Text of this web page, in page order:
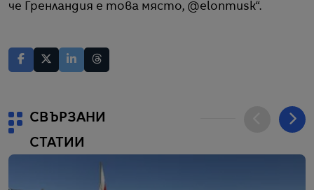
че Гренландия е това място, @elonmusk“.
СВЪРЗАНИ
СТАТИИ